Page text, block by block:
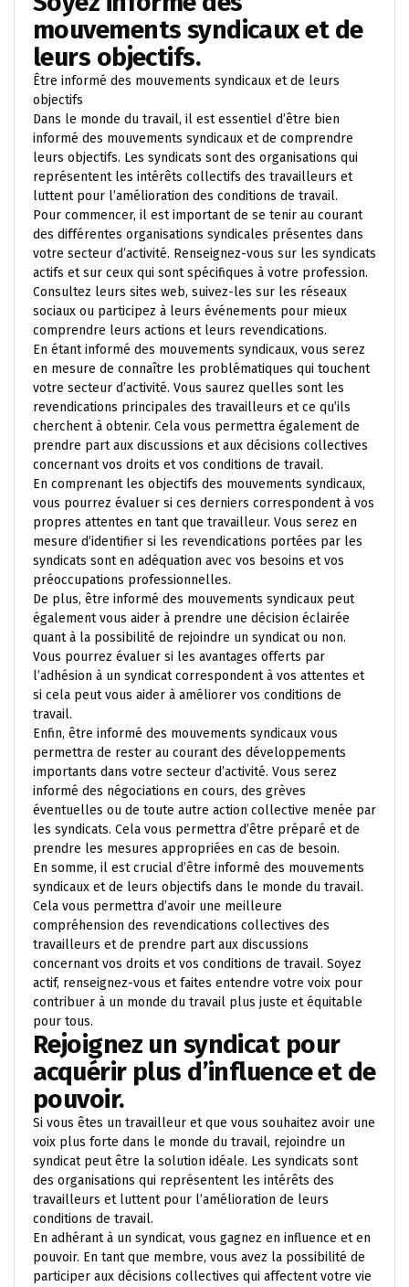
mouvements syndicaux et de
leurs objectifs.
Être informé des mouvements syndicaux et de leurs
objectifs
Dans le monde du travail, il est essentiel d’être bien
informé des mouvements syndicaux et de comprendre
leurs objectifs. Les syndicats sont des organisations qui
représentent les intérêts collectifs des travailleurs et
luttent pour l’amélioration des conditions de travail.
Pour commencer, il est important de se tenir au courant
des différentes organisations syndicales présentes dans
votre secteur d’activité. Renseignez-vous sur les syndicats
actifs et sur ceux qui sont spécifiques à votre profession.
Consultez leurs sites web, suivez-les sur les réseaux
sociaux ou participez à leurs événements pour mieux
comprendre leurs actions et leurs revendications.
En étant informé des mouvements syndicaux, vous serez
en mesure de connaître les problématiques qui touchent
votre secteur d’activité. Vous saurez quelles sont les
revendications principales des travailleurs et ce qu’ils
cherchent à obtenir. Cela vous permettra également de
prendre part aux discussions et aux décisions collectives
concernant vos droits et vos conditions de travail.
En comprenant les objectifs des mouvements syndicaux,
vous pourrez évaluer si ces derniers correspondent à vos
propres attentes en tant que travailleur. Vous serez en
mesure d’identifier si les revendications portées par les
syndicats sont en adéquation avec vos besoins et vos
préoccupations professionnelles.
De plus, être informé des mouvements syndicaux peut
également vous aider à prendre une décision éclairée
quant à la possibilité de rejoindre un syndicat ou non.
Vous pourrez évaluer si les avantages offerts par
l’adhésion à un syndicat correspondent à vos attentes et
si cela peut vous aider à améliorer vos conditions de
travail.
Enfin, être informé des mouvements syndicaux vous
permettra de rester au courant des développements
importants dans votre secteur d’activité. Vous serez
informé des négociations en cours, des grèves
éventuelles ou de toute autre action collective menée par
les syndicats. Cela vous permettra d’être préparé et de
prendre les mesures appropriées en cas de besoin.
En somme, il est crucial d’être informé des mouvements
syndicaux et de leurs objectifs dans le monde du travail.
Cela vous permettra d’avoir une meilleure
compréhension des revendications collectives des
travailleurs et de prendre part aux discussions
concernant vos droits et vos conditions de travail. Soyez
actif, renseignez-vous et faites entendre votre voix pour
contribuer à un monde du travail plus juste et équitable
pour tous.
Rejoignez un syndicat pour
acquérir plus d’influence et de
pouvoir.
Si vous êtes un travailleur et que vous souhaitez avoir une
voix plus forte dans le monde du travail, rejoindre un
syndicat peut être la solution idéale. Les syndicats sont
des organisations qui représentent les intérêts des
travailleurs et luttent pour l’amélioration de leurs
conditions de travail.
En adhérant à un syndicat, vous gagnez en influence et en
pouvoir. En tant que membre, vous avez la possibilité de
participer aux décisions collectives qui affectent votre vie